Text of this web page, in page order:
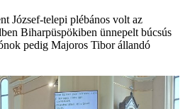
József-telepi plébános volt az
Biharpüspökiben ünnepelt búcsús
pedig Majoros Tibor állandó